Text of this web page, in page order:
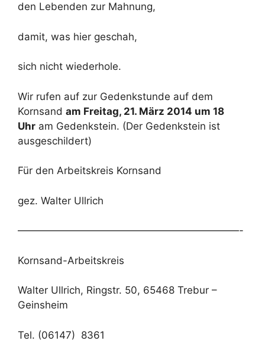
den Lebenden zur Mahnung,
damit, was hier geschah,
sich nicht wiederhole.
Wir rufen auf zur Gedenkstunde auf dem
Kornsand am Freitag, 21. März 2014 um 18
Uhr am Gedenkstein. (Der Gedenkstein ist
ausgeschildert)
Für den Arbeitskreis Kornsand
gez. Walter Ullrich
——————————————————————-
Kornsand-Arbeitskreis
Walter Ullrich, Ringstr. 50, 65468 Trebur –
Geinsheim
Tel. (06147) 8361